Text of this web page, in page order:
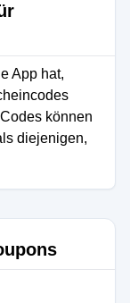
App hat,
können
diejenigen,